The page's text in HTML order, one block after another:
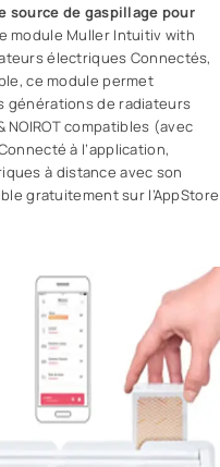
source de gaspillage pour
module Muller Intuitiv with
électriques Connectés,
ce module permet
générations de radiateurs
NOIROT compatibles (avec
à l’application,
à distance avec son
gratuitement sur l’AppStore